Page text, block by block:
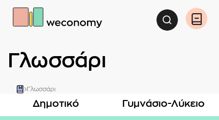
Γλωσσάρι
Γλωσσάρι
Δημοτικό Γυμνάσιο-Λύκειο